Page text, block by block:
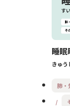
ませ
が前
では
じめ
ク、
かり
で、
考に
睡
きゅう
肺・